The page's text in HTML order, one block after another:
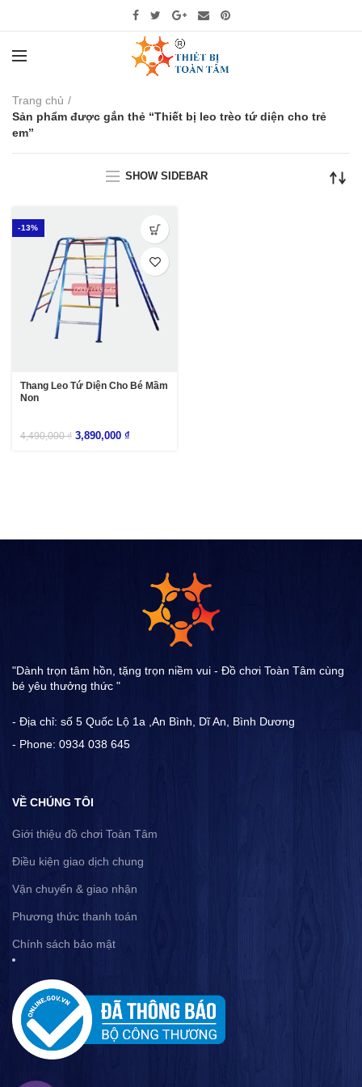
Trang chủ
Sản phẩm được gắn thẻ “Thiết bị leo trèo tứ diện cho trẻ
em”
SHOW SIDEBAR
-13%
Thang Leo Tứ Diện Cho Bé Mầm
Non
4,490,000₫ 3,890,000 ₫
"Dành trọn tâm hồn, tặng trọn niềm vui - Đồ chơi Toàn Tâm cùng
bé yêu thưởng thức "
- Địa chỉ: số 5 Quốc Lộ 1a ,An Bình, Dĩ An, Bình Dương
- Phone: 0934 038 645
VỀ CHÚNG TÔI
Giới thiệu đồ chơi Toàn Tâm
Điều kiện giao dịch chung
Vận chuyển & giao nhận
Phương thức thanh toán
Chính sách bảo mật